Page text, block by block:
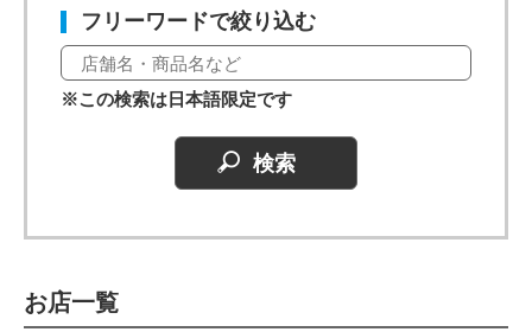
フリーワードで絞り込む
※この検索は日本語限定です
お店一覧